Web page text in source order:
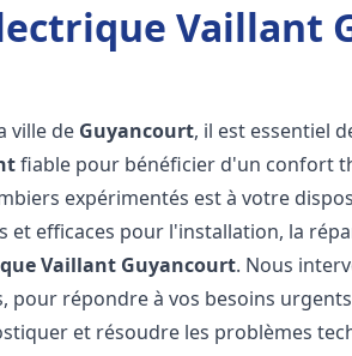
Vaillant
ville de Guyancourt, il est essentiel
fiable pour bénéficier d'un confort
expérimentés est à votre
et efficaces pour l'installation, la
Vaillant Guyancourt. Nous
pour répondre à vos besoins
et résoudre les problèmes